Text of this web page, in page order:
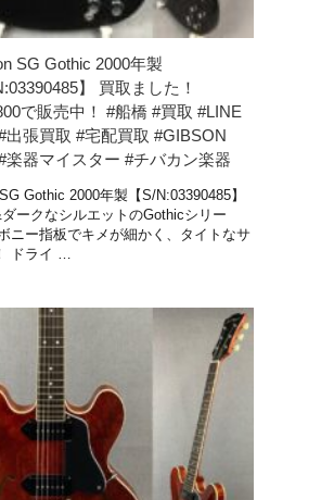
SG Gothic 2000年製
】 買取ました！
で販売中！ #船橋 #買取 #LINE
出張買取 #宅配買取 #GIBSON
楽器マイスター #チバカン楽器
Gothic 2000年製【S/N:03390485】
ークなシルエットのGothicシリー
ニー指板でキメが細かく、タイトなサ
ドライ …